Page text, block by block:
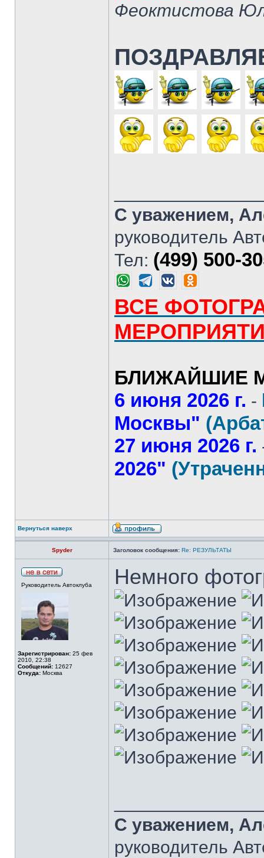
Феоктистова
С уважением,
руководитель
Тел: (499) 500-
ВСЕ
БЛИЖАЙШИЕ
6 июня 2026 г. -
Москвы"
27 июня 2026 г.
2026"
Вернуться наверх
Spyder Заголовок сообщения: Re: РЕЗУЛЬТАТЫ
Руководитель Автоклуба
Зарегистрирован: 25 фев
2010, 22:38
Сообщений: 12627
Откуда: Москва
Немного
С уважением,
руководитель